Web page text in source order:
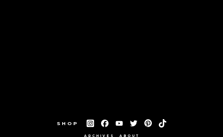
SHOP
ARCHIVES ABOUT